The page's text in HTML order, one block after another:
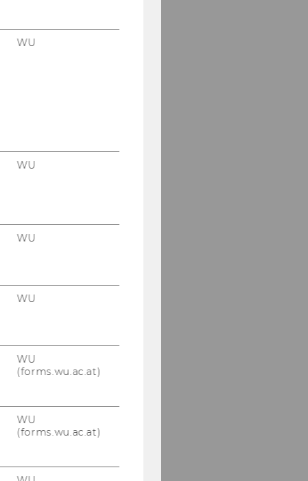
WU
WU
WU
WU
WU
(forms.wu.ac.at)
WU
(forms.wu.ac.at)